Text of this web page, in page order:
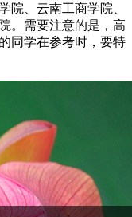
院、云南工商学院、
。需要注意的是，高
同学在参考时，要特